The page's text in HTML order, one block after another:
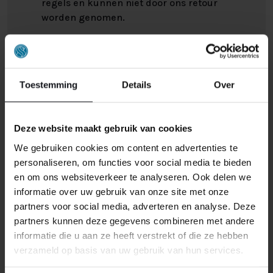
Toestemming Details Over
Deze website maakt gebruik van cookies
We gebruiken cookies om content en advertenties te
personaliseren, om functies voor social media te bieden
en om ons websiteverkeer te analyseren. Ook delen we
informatie over uw gebruik van onze site met onze
partners voor social media, adverteren en analyse. Deze
partners kunnen deze gegevens combineren met andere
informatie die u aan ze heeft verstrekt of die ze hebben
verzameld op basis van uw gebruik van hun services.
regels en kunnen niet door ons retour
worden genomen.
Het kan wel eens voorkomen dat u een bestelling
bevalt of misschien dat er een andere reden is waarom
u de bestelling toch niet zou willen hebben. Wat de
dagen na ontvangst zonder opgave van reden te
annuleren. Behandel het product met zorg en zorg
ervoor dat deze bij het retour sturen goed verpakt is.
Mocht het product beschadigd zijn of is de verpakking
meer beschadigd dan nodig, dan kunnen we deze
waardevermindering van het product aan u
doorberekenen.